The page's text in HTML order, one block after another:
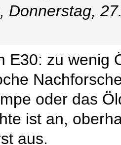
, Donnerstag,
E30: zu wenig
oder das
ist an,
aus.